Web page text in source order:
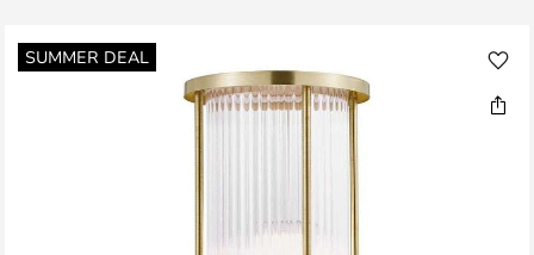
SUMMER DEAL
Gå
til